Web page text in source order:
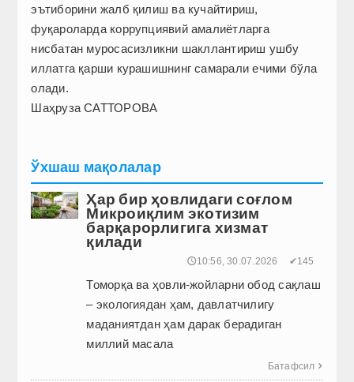
эътиборини жалб қилиш ва кучайтириш,
фуқароларда коррупциявий амалиётларга
нисбатан муросасизликни шакллантириш ушбу
иллатга қарши курашишнинг самарали ечими бўла
олади.
Шаҳруза САТТОРОВА
Ўхшаш мақолалар
Ҳар бир ҳовлидаги соғлом
Микроиқлим экотизим
барқарорлигига хизмат
қилади
🕔10:56, 30.07.2026 ✔145
Томорқа ва ҳовли-жойларни обод сақлаш
– экологиядан ҳам, давлатчилигу
маданиятдан ҳам дарак берадиган
миллий масала
Батафсил 